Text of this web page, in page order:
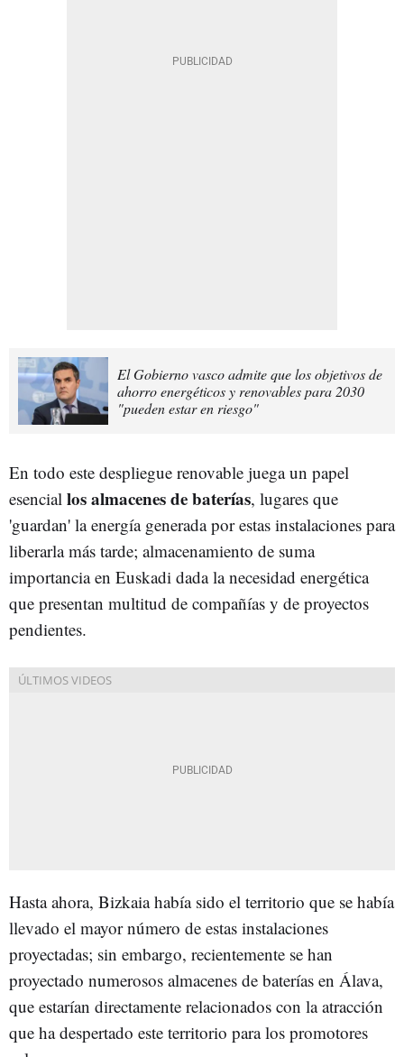
El Gobierno vasco admite que los objetivos de
ahorro energéticos y renovables para 2030
"pueden estar en riesgo"
En todo este despliegue renovable juega un papel
esencial los almacenes de baterías, lugares que
'guardan' la energía generada por estas instalaciones para
liberarla más tarde; almacenamiento de suma
importancia en Euskadi dada la necesidad energética
que presentan multitud de compañías y de proyectos
pendientes.
Hasta ahora, Bizkaia había sido el territorio que se había
llevado el mayor número de estas instalaciones
proyectadas; sin embargo, recientemente se han
proyectado numerosos almacenes de baterías en Álava,
que estarían directamente relacionados con la atracción
que ha despertado este territorio para los promotores